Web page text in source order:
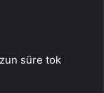
süre tok